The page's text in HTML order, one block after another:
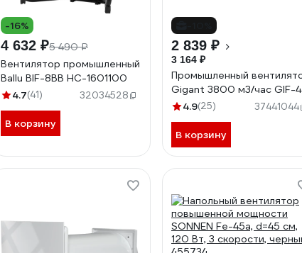
-16%
4 632 ₽5 490 ₽
Вентилятор промышленный
Ballu BIF-8BB НС-1601100
4.7(41) 32034528
В корзину
2 839 ₽
3 164 ₽
Промышленный
Gigant 3800 м3/час GIF-4
4.9(25) 37441044
В корзину